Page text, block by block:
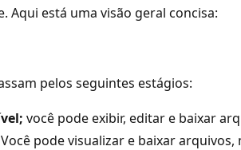
Aqui está uma visão geral concisa:
pelos seguintes estágios:
você pode exibir, editar e baixar
pode visualizar e baixar